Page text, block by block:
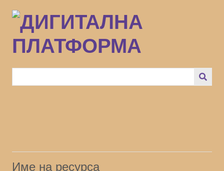
към
основното
съдържание
Име на ресурса